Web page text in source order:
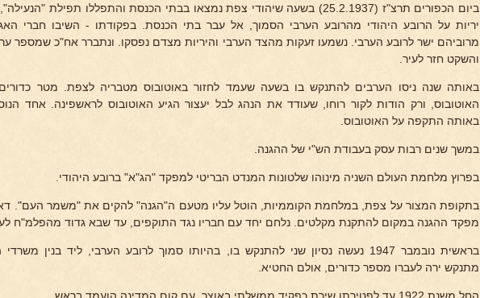
ביום הכפורים תרצ"ז (25.2.1937) בשעה שיהודי צפת נמצאו בבתי הכנסת והתפללו תפילת
יריות על הרובע היהודי מהרובע הערבי הסמוך, אל עבר בתי הכנסת. בפקודתו - השיבו חברי
מרוביהם ישר לרובע הערבי. נשמעו זעקות מהצד הערבי והיריות מצדם נפסקו. ונתברר אח"כ שמספר
והשקט חזר לעיר.
באותה שנה ניסו הערבים להתנקש בו בשעה שעמד לחזור באוטובוס מטבריה לצפת. מטר
האוטובוס, ורק הודות לקור רוחו, שעודד את הנהג לבל יעצור הגיע האוטובוס לראשפינה. אחד
באותה התקפה על האוטובוס.
במשך שנים רבות עסק בעבודת הש"י של ההגנה.
בפרוץ מלחמת העולם השניה מינוהו שלטונות המנדט הבריטי למפקד "הג"א" ברובע היהודי.
בתקופת המצור על צפת, במלחמת הקוממיות, הוטל עליו מטעם ה"הגנה" להקים את "משמר העם".
מפקד ההגנה במקום להתקנת מקלטים. נלחם יחד עם חבריו נגד התוקפים, עד שבא גדוד מהפלמ"ח
בראשית נובמבר 1947 נעשה נסיון שני להתנקש בו, בהיותו סמוך לרובע הערבי, ליד בנין
מתנקש ירה לעברו מספר כדורים, אולם החטיא.
החל משנת 1922 עד לפטירתו שירת כפקיד ממשלתי באוצר. עם קום המדינה הועמד בראש